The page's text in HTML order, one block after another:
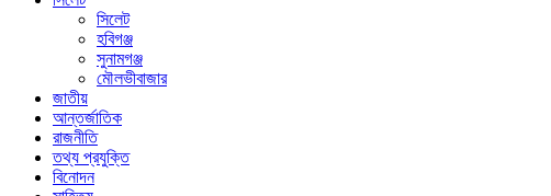
সিলেট
হবিগঞ্জ
সুনামগঞ্জ
মৌলভীবাজার
জাতীয়
আন্তর্জাতিক
রাজনীতি
তথ্য প্রযুক্তি
বিনোদন